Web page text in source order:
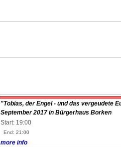
"Tobias, der Engel - und das vergeudete
September 2017 in Bürgerhaus Borken
Start: 19:00
End: 21:00
more info